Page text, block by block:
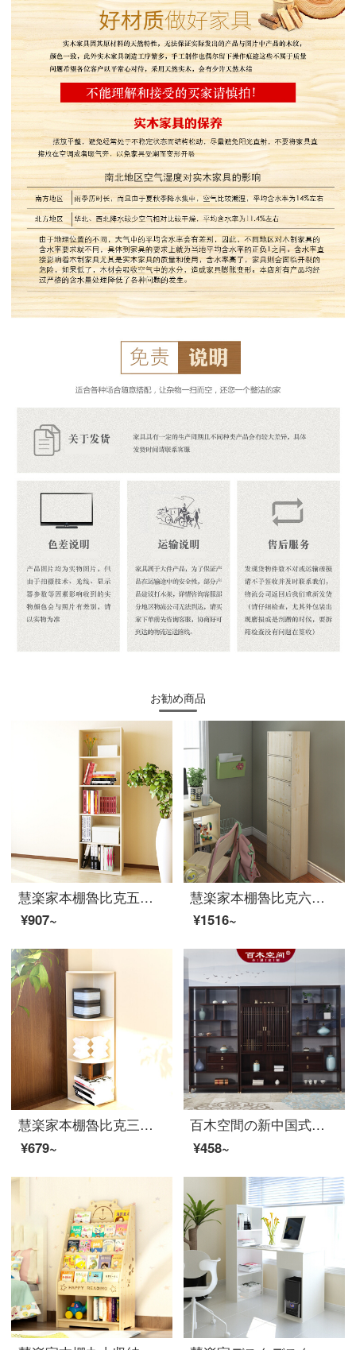
お勧め商品
慧楽家本棚魯比克五階セット収納整理棚簡易大容量ロッカー白楓色11055-1
¥907~
慧楽家本棚魯比克六層組合せドアキャビネット大容量収納キャビネット白楓色11323-1
¥1516~
慧楽家本棚魯比克三階回転コーナーコンボボックス白楓色11088-1
¥679~
百木空間の新中国式の木造書棚四戸六戸の固体木戸書棚棚棚棚棚本棚烏金木二門の置物棚多宝閣書斎家具セットのオーダーメイド固定金（必要な商品代金の30%の数量では自主注文ができません）
¥458~